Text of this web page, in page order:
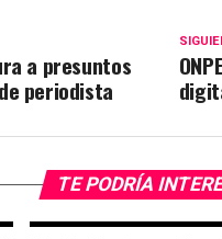
a presuntos
periodista
TE PODRÍA